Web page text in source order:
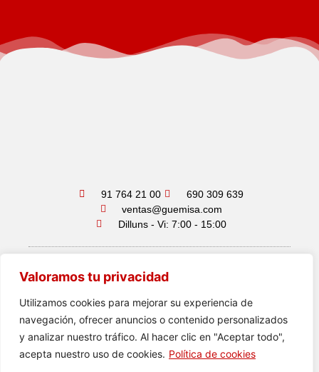
Valoramos tu privacidad
Utilizamos cookies para mejorar su experiencia de
navegación, ofrecer anuncios o contenido personalizados
y analizar nuestro tráfico. Al hacer clic en "Aceptar todo",
acepta nuestro uso de cookies. Política de cookies
91 764 21 00
690 309 639
ventas@guemisa.com
Dilluns - Vi: 7:00 - 15:00
Declaració d'accessibilitat
Avís Legal
2026 ·DPF Sensors·Disseny webamb ♥️ per Artic